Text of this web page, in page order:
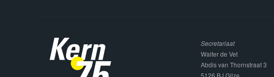
Secretariaat
Walter de Vet
Abdis van Thornstraat 3
5126 BJ Gilze